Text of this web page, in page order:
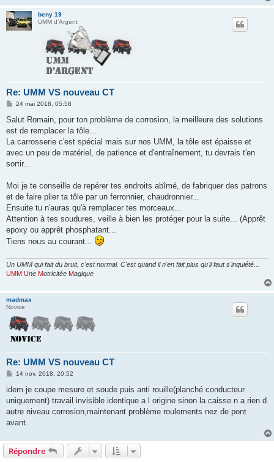
beny 19
UMM d'Argent
Re: UMM VS nouveau CT
M
s
a
g
24 mai 2018, 05:58
Salut Romain, pour ton problème de corrosion, la meilleure des solutions
est de remplacer la tôle...
La carrosserie c'est spécial mais sur nos UMM, la tôle est épaisse et
avec un peu de matériel, de patience et d'entraînement, tu devrais t'en
sortir...
Moi je te conseille de repérer tes endroits abîmé, de fabriquer des patrons
et de faire plier ta tôle par un ferronnier, chaudronnier...
Ensuite tu n'auras qu'à remplacer tes morceaux...
Attention à tes soudures, veille à bien les protéger pour la suite... (Apprêt
epoxy ou apprêt phosphatant...
Tiens nous au courant...
Un UMM qui fait du bruit, c'est normal. C'est quand il n'en fait plus qu'il faut s'inquiété...
UMM Une Motricitée Magique
madmax
Novice
Re: UMM VS nouveau CT
M
s
a
g
14 nov. 2018, 20:52
idem je coupe mesure et soude puis anti rouille(planché conducteur
uniquement) travail invisible identique a l origine sinon la caisse n a rien d
autre niveau corrosion,maintenant problème roulements nez de pont
avant.
Répondre